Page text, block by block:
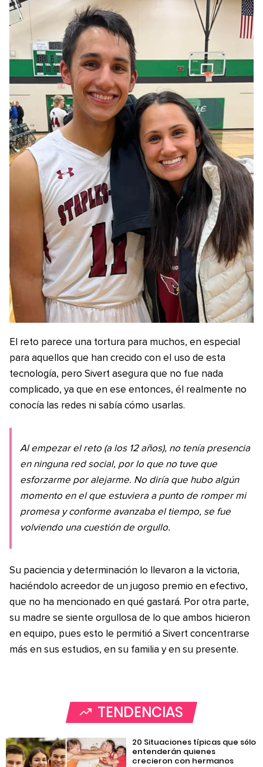
El reto parece una tortura para muchos, en especial
para aquellos que han crecido con el uso de esta
tecnología, pero Sivert asegura que no fue nada
complicado, ya que en ese entonces, él realmente no
conocía las redes ni sabía cómo usarlas.
Al empezar el reto (a los 12 años), no tenía presencia
en ninguna red social, por lo que no tuve que
esforzarme por alejarme. No diría que hubo algún
momento en el que estuviera a punto de romper mi
promesa y conforme avanzaba el tiempo, se fue
volviendo una cuestión de orgullo.
Su paciencia y determinación lo llevaron a la victoria,
haciéndolo acreedor de un jugoso premio en efectivo,
que no ha mencionado en qué gastará. Por otra parte,
su madre se siente orgullosa de lo que ambos hicieron
en equipo, pues esto le permitió a Sivert concentrarse
más en sus estudios, en su familia y en su presente.
TENDENCIAS
20 Situaciones típicas que sólo
entenderán quienes
crecieron con hermanos